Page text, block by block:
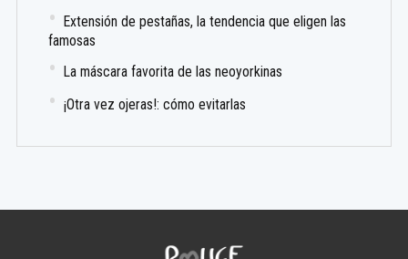
Extensión de pestañas, la tendencia que eligen las
famosas
La máscara favorita de las neoyorkinas
¡Otra vez ojeras!: cómo evitarlas